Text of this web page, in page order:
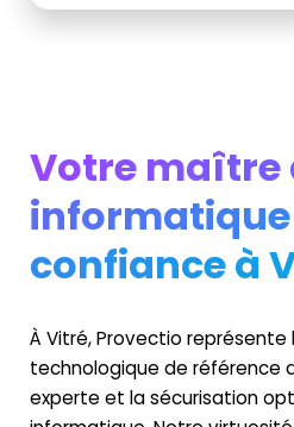
Votre maître
informatique
confiance à
À Vitré, Provectio
technologique de référence
experte et la sécurisation